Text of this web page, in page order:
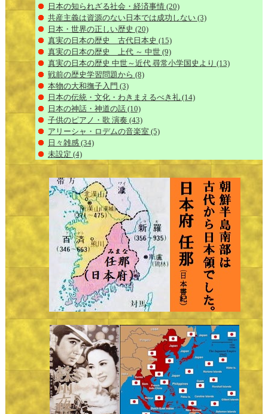
日本の知られざる社会・経済事情 (20)
共産主義は資源のない日本では成功しない (3)
日本・世界の正しい歴史 (20)
真実の日本の歴史 古代日本史 (15)
真実の日本の歴史 上代 ～ 中世 (9)
真実の日本の歴史 中世～近代 尋常小学国史より (13)
戦前の歴史学習問題から (8)
本物の大和撫子入門 (3)
日本の伝統・文化・わきまえるべき礼 (14)
日本の神話・神道の話 (10)
子供のピアノ・歌 演奏 (43)
アリーシャ・ロデムの音楽室 (5)
日々雑感 (34)
未設定 (4)